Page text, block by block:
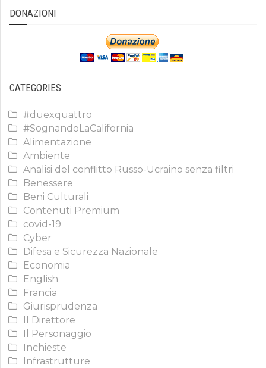
DONAZIONI
CATEGORIES
#duexquattro
#SognandoLaCalifornia
Alimentazione
Ambiente
Analisi del conflitto Russo-Ucraino senza filtri
Benessere
Beni Culturali
Contenuti Premium
covid-19
Cyber
Difesa e Sicurezza Nazionale
Economia
English
Francia
Giurisprudenza
Il Direttore
Il Personaggio
Inchieste
Infrastrutture